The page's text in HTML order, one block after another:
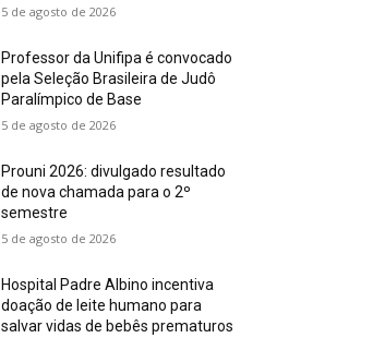
5 de agosto de 2026
Professor da Unifipa é convocado
pela Seleção Brasileira de Judô
Paralímpico de Base
5 de agosto de 2026
Prouni 2026: divulgado resultado
de nova chamada para o 2º
semestre
5 de agosto de 2026
Hospital Padre Albino incentiva
doação de leite humano para
salvar vidas de bebês prematuros